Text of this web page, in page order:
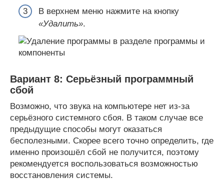
В верхнем меню нажмите на кнопку
«Удалить».
Вариант 8: Серьёзный программный
сбой
Возможно, что звука на компьютере нет из-за
серьёзного системного сбоя. В таком случае все
предыдущие способы могут оказаться
бесполезными. Скорее всего точно определить, где
именно произошёл сбой не получится, поэтому
рекомендуется воспользоваться возможностью
восстановления системы.